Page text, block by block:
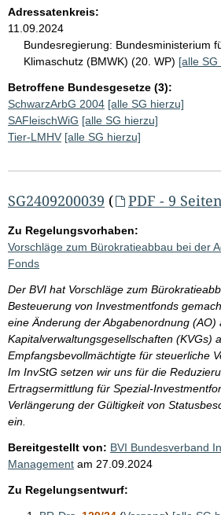
Adressatenkreis:
11.09.2024
Bundesregierung: Bundesministerium
Klimaschutz (BMWK) (20. WP) [alle
Betroffene Bundesgesetze (3):
SchwarzArbG 2004 [alle SG hierzu]
SAFleischWiG [alle SG hierzu]
Tier-LMHV [alle SG hierzu]
SG2409200039 ( PDF - 9 Seiten
Zu Regelungsvorhaben:
Vorschläge zum Bürokratieabbau bei der
Fonds
Der BVI hat Vorschläge zum
Besteuerung von Investmentfonds
eine Änderung der Abgabenordnung (AO)
Kapitalverwaltungsgesellschaften (KVGs)
Empfangsbevollmächtigte für steuerliche
Im InvStG setzen wir uns für die
Ertragsermittlung für Spezial-
Verlängerung der Gültigkeit von
ein.
Bereitgestellt von: BVI Bundesverband
Management am 27.09.2024
Zu Regelungsentwurf: